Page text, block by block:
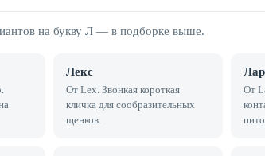
на букву Л — в подборке выше.
Лекс
От Lex. Звонкая короткая
кличка для сообразительных
щенков.
От